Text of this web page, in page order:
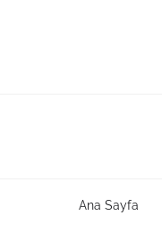
Ana Sayfa